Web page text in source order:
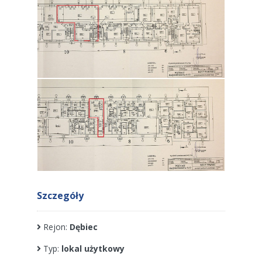
szczegóły
Rejon: Dębiec
Typ: lokal użytkowy